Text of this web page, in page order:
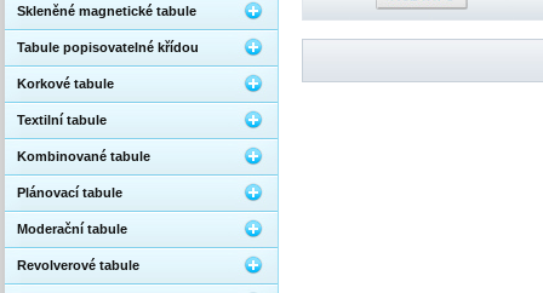
Skleněné magnetické tabule
Tabule popisovatelné křídou
Korkové tabule
Textilní tabule
Kombinované tabule
Plánovací tabule
Moderační tabule
Revolverové tabule